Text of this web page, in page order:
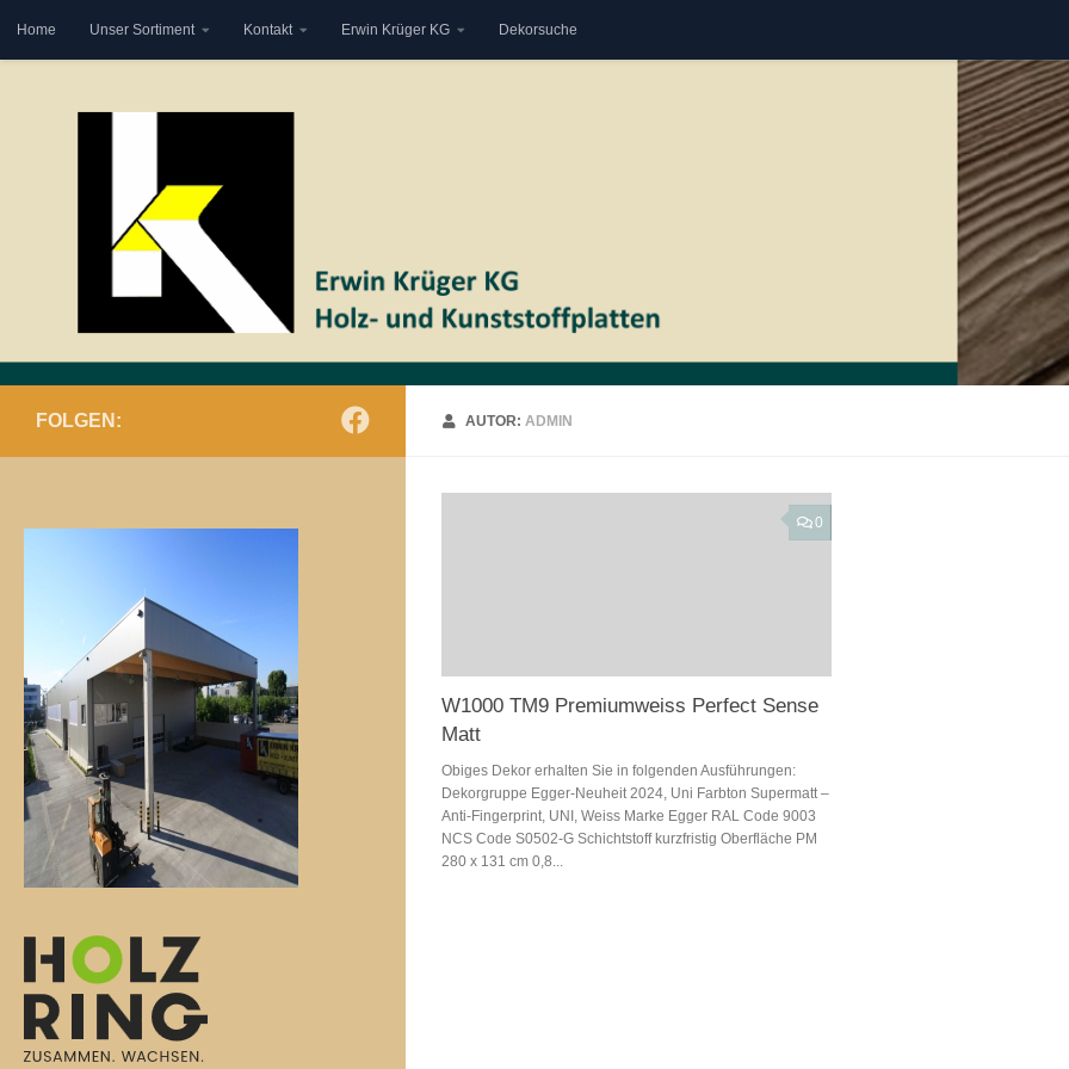
Zum Inhalt springen
Home Unser Sortiment Kontakt Erwin Krüger KG Dekorsuche
AUTOR: ADMIN
0
W1000 TM9 Premiumweiss Perfect Sense
Matt
Obiges Dekor erhalten Sie in folgenden Ausführungen:
Dekorgruppe Egger-Neuheit 2024, Uni Farbton Supermatt –
Anti-Fingerprint, UNI, Weiss Marke Egger RAL Code 9003
NCS Code S0502-G Schichtstoff kurzfristig Oberfläche PM
280 x 131 cm 0,8...
FOLGEN: